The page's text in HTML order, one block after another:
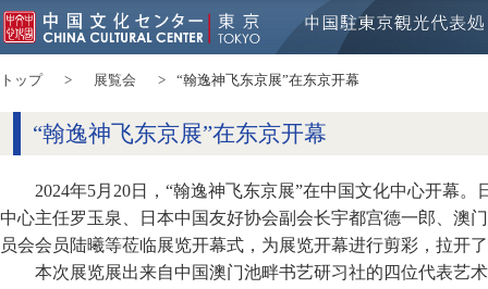
トップ 展覧会 “翰逸神飞东京展”在东京开幕
“翰逸神飞东京展”在东京开幕
2024年5月20日，“翰逸神飞东京展”在中国文化中心开幕
中心主任罗玉泉、日本中国友好协会副会长宇都宫德一郎、澳
员会会员陆曦等莅临展览开幕式，为展览开幕进行剪彩，拉开
本次展览展出来自中国澳门池畔书艺研习社的四位代表艺